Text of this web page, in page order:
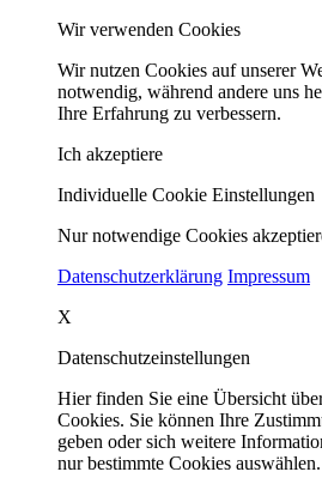
Wir verwenden Cookies
Wir nutzen Cookies auf unserer
notwendig, während andere uns
Ihre Erfahrung zu verbessern.
Ich akzeptiere
Individuelle Cookie Einstellungen
Nur notwendige Cookies
Datenschutzerklärung Impressum
X
Datenschutzeinstellungen
Hier finden Sie eine Übersicht
Cookies. Sie können Ihre
geben oder sich weitere
nur bestimmte Cookies auswählen.